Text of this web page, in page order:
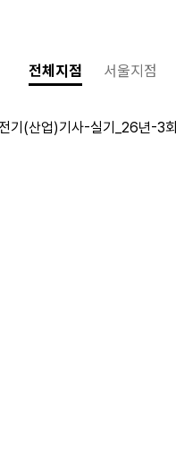
전체지점 서울지점